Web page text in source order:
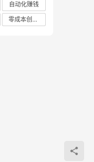
自动化赚钱
零成本创业项目